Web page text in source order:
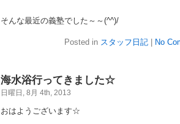
そんな最近の義塾でした～～(^^)/
Posted in スタッフ日記 No
海水浴行ってきました☆
日曜日, 8月 4th, 2013
おはようございます☆